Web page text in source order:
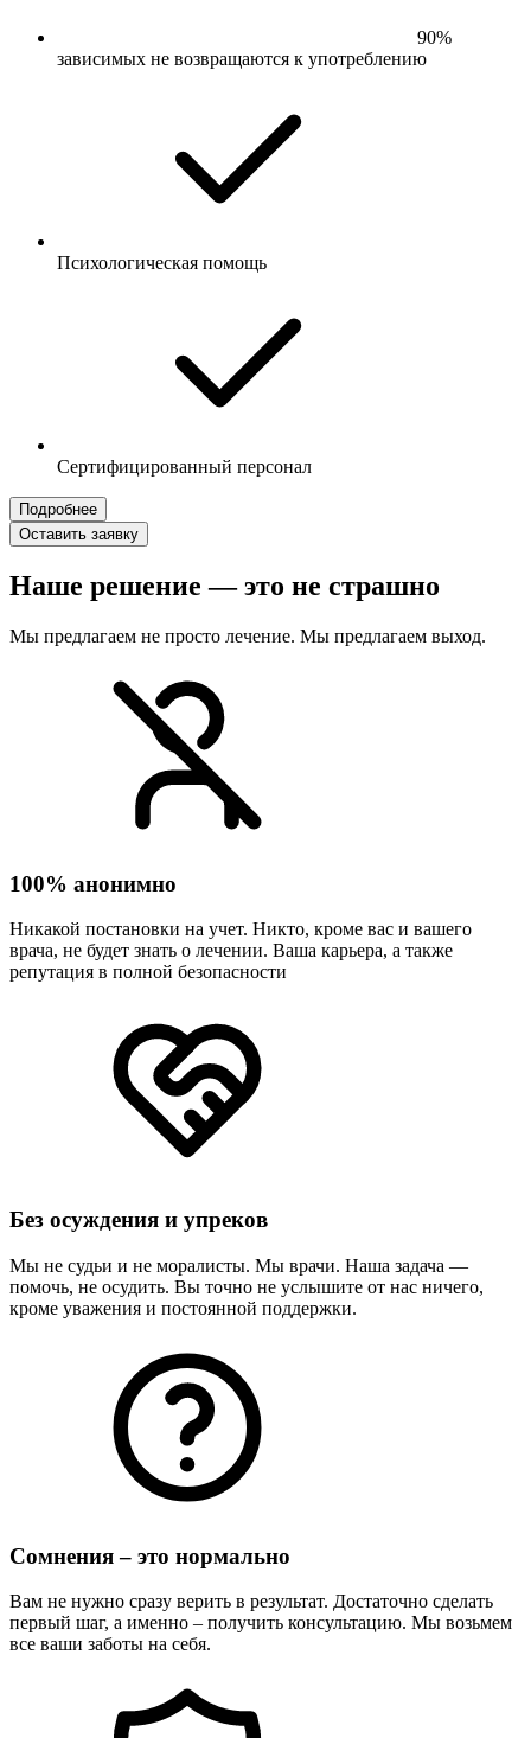
90%
зависимых не возвращаются к употреблению
Психологическая помощь
Сертифицированный персонал
Подробнее
Оставить заявку
Наше решение — это не страшно
Мы предлагаем не просто лечение. Мы предлагаем выход.
100% анонимно
Никакой постановки на учет. Никто, кроме вас и вашего
врача, не будет знать о лечении. Ваша карьера, а также
репутация в полной безопасности
Без осуждения и упреков
Мы не судьи и не моралисты. Мы врачи. Наша задача —
помочь, не осудить. Вы точно не услышите от нас ничего,
кроме уважения и постоянной поддержки.
Сомнения – это нормально
Вам не нужно сразу верить в результат. Достаточно сделать
первый шаг, а именно – получить консультацию. Мы возьмем
все ваши заботы на себя.